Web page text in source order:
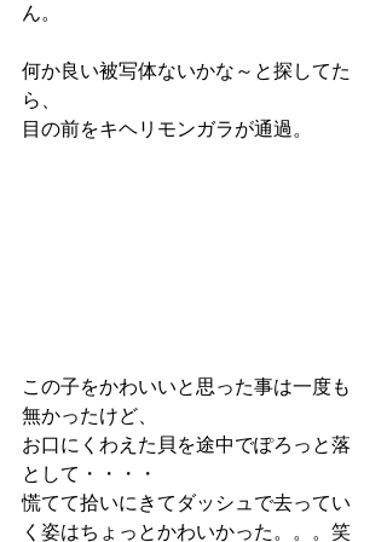
ん。
何か良い被写体ないかな～と探してた
ら、
目の前をキヘリモンガラが通過。
この子をかわいいと思った事は一度も
無かったけど、
お口にくわえた貝を途中でぽろっと落
として・・・・
慌てて拾いにきてダッシュで去ってい
く姿はちょっとかわいかった。。。笑